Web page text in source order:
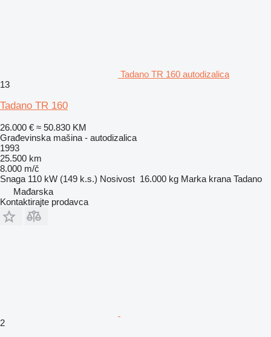
Tadano TR 160 autodizalica
13
Tadano TR 160
26.000 € ≈ 50.830 KM
Građevinska mašina - autodizalica
1993
25.500 km
8.000 m/č
Snaga 110 kW (149 k.s.) Nosivost 16.000 kg Marka krana Tadano
Mađarska
Kontaktirajte prodavca
2